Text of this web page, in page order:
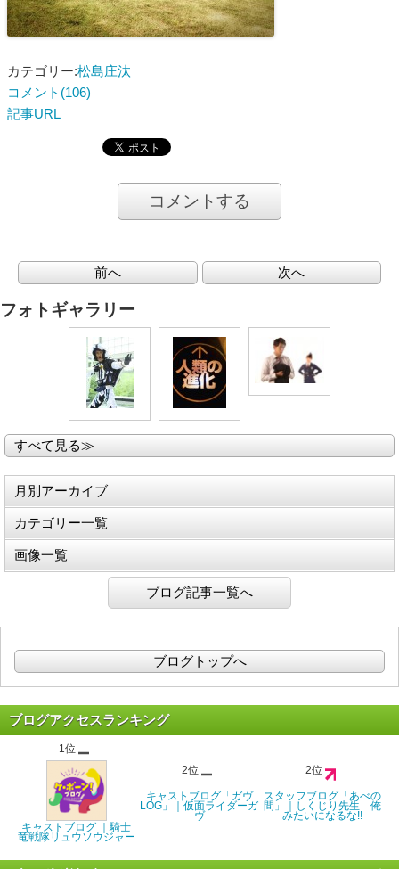
カテゴリー:松島庄汰
コメント(106)
記事URL
コメントする
前へ 次へ
フォトギャラリー
すべて見る≫
月別アーカイブ
カテゴリー一覧
画像一覧
ブログ記事一覧へ
ブログトップへ
ブログアクセスランキング
1位
キャストブログ ｜騎士
竜戦隊リュウソウジャー
2位
キャストブログ「ガヴ
LOG」｜仮面ライダーガ
ヴ
2位
スタッフブログ「あべの
間」｜しくじり先生 俺
みたいになるな!!